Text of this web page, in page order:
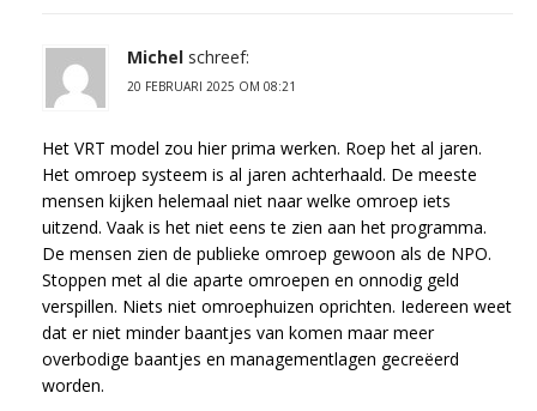
Michel schreef:
20 FEBRUARI 2025 OM 08:21
Het VRT model zou hier prima werken. Roep het al jaren.
Het omroep systeem is al jaren achterhaald. De meeste
mensen kijken helemaal niet naar welke omroep iets
uitzend. Vaak is het niet eens te zien aan het programma.
De mensen zien de publieke omroep gewoon als de NPO.
Stoppen met al die aparte omroepen en onnodig geld
verspillen. Niets niet omroephuizen oprichten. Iedereen weet
dat er niet minder baantjes van komen maar meer
overbodige baantjes en managementlagen gecreëerd
worden.